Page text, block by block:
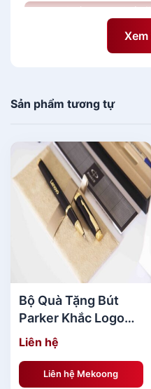
DS Bó Hoa Đẹp Quà
width="600"]
Sản phẩm tương tự
Bộ Quà Tặng Bút
Parker Khắc Logo
Lenovo sang trọng
MKBQT05
Liên hệ
Liên hệ Mekoong